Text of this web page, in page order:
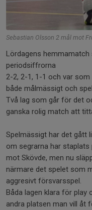
Sebastian Olsson 2 mål mot
Lördagens
periodsiffrorna
2-2, 2-1, 1-1 och var
både målmässigt och
Två lag som går för det
ganska rolig match att
Spelmässigt har det gått
om segrarna har
mot Skövde, men nu
närmare det spelet som
aggresivt försvarsspel.
Båda lagen klara för
andra platsen man vill åt